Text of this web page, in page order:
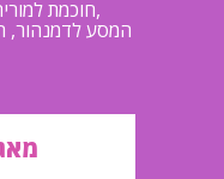
חוכמת למוריה, נשמה עתיקה, אלכימיה,